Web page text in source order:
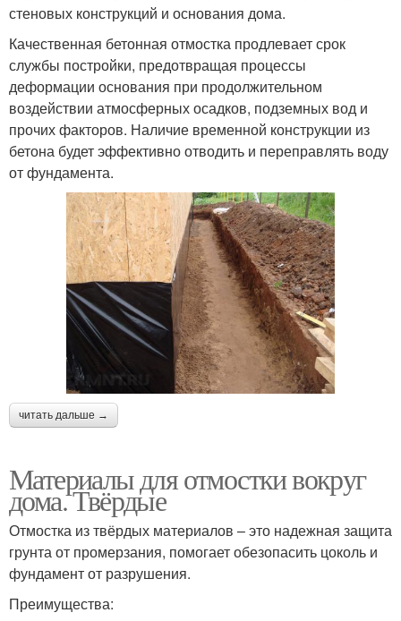
стеновых конструкций и основания дома.
Качественная бетонная отмостка продлевает срок
службы постройки, предотвращая процессы
деформации основания при продолжительном
воздействии атмосферных осадков, подземных вод и
прочих факторов. Наличие временной конструкции из
бетона будет эффективно отводить и переправлять воду
от фундамента.
читать дальше →
Материалы для отмостки вокруг
дома. Твёрдые
Отмостка из твёрдых материалов – это надежная защита
грунта от промерзания, помогает обезопасить цоколь и
фундамент от разрушения.
Преимущества: